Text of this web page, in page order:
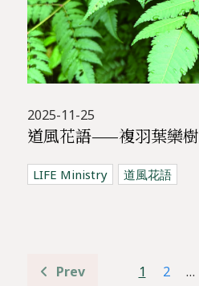
2025-11-25
道風花語——複羽葉欒樹
LIFE Ministry 道風花語
Prev 1 2 …